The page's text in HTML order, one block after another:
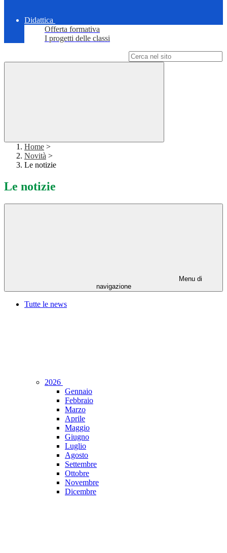
Didattica
Offerta formativa
I progetti delle classi
Home >
Novità >
Le notizie
Le notizie
Menu di
navigazione
Tutte le news
2026
Gennaio
Febbraio
Marzo
Aprile
Maggio
Giugno
Luglio
Agosto
Settembre
Ottobre
Novembre
Dicembre